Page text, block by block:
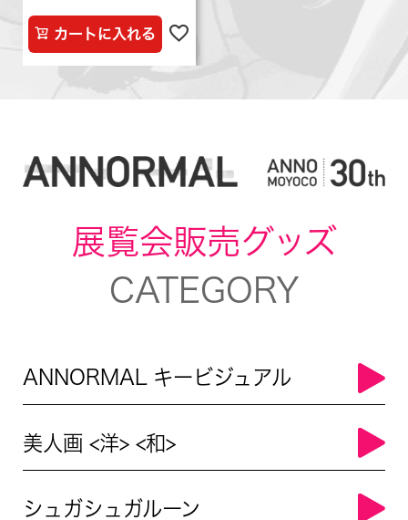
カートに入れる
展覧会販売グッズ
CATEGORY
ANNORMAL キービジュアル
美人画 <洋> <和>
シュガシュガルーン